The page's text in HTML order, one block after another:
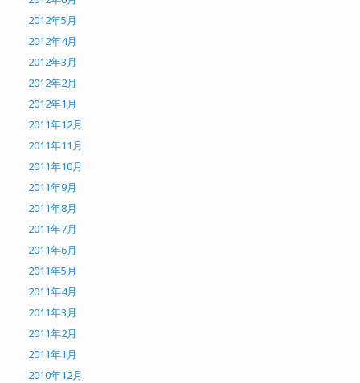
2012年5月
2012年4月
2012年3月
2012年2月
2012年1月
2011年12月
2011年11月
2011年10月
2011年9月
2011年8月
2011年7月
2011年6月
2011年5月
2011年4月
2011年3月
2011年2月
2011年1月
2010年12月